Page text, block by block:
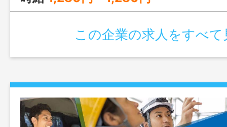
この企業の求人をすべて